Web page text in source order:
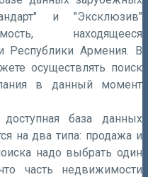
и "Эксклюзив"
находящееся
Республики Армения. В
осуществлять поиск
в данный момент
база данных
на два типа: продажа и
надо выбрать один
часть недвижимости